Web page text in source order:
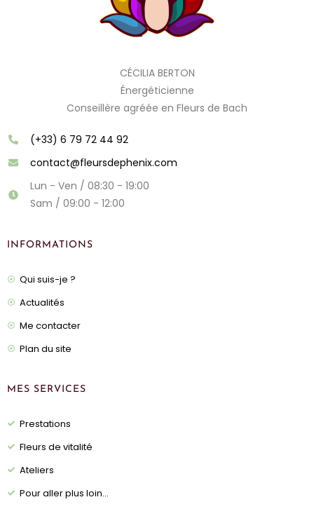
CÉCILIA BERTON
Énergéticienne
Conseillère agréée en Fleurs de Bach
(+33) 6 79 72 44 92
contact@fleursdephenix.com
Lun - Ven / 08:30 - 19:00
Sam / 09:00 - 12:00
INFORMATIONS
Qui suis-je ?
Actualités
Me contacter
Plan du site
MES SERVICES
Prestations
Fleurs de vitalité
Ateliers
Pour aller plus loin...